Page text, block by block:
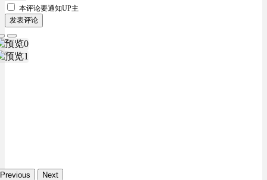
本评论要通知UP主
发表评论
Previous Next